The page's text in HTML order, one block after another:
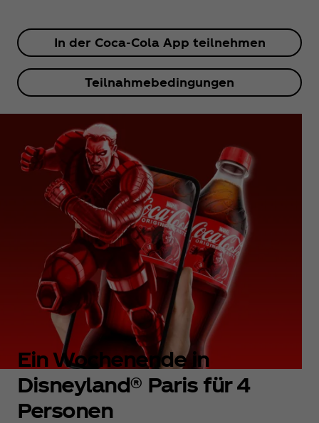
In der Coca‑Cola App teilnehmen
Teilnahmebedingungen
Ein Wochenende in
Disneyland® Paris für 4
Personen